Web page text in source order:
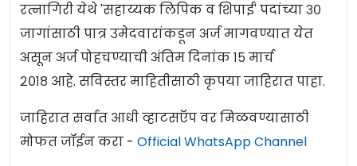
रत्नागिरी येथे 'सहाय्यक लिपिक व शिपाई' पदांच्या ३०
जागांसाठी पात्र उमेदवारांकडून अर्ज मागवण्यात येत
असून अर्ज पोहचण्याची अंतिम दिनांक १५ मार्च
२०१८ आहे. सविस्तर माहितीसाठी कृपया जाहिरात पाहा.
जाहिरात सर्वात आधी व्हाटसऍप वर मिळवण्यासाठी
मोफत जॉईन करा - Official WhatsApp Channel